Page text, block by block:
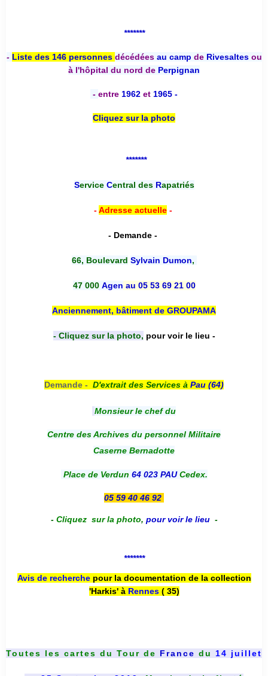
*******
- Liste des 146 personnes décédées au camp deRivesaltesou
à l'hôpital du nord de Perpignan
- entre 1962 et 1965 -
Cliquez sur la photo
*******
Service Central desRapatriés
-Adresse actuelle-
- Demande -
66, Boulevard Sylvain Dumon,
47 000 Agen au 05 53 69 21 00
Anciennement, bâtiment de GROUPAMA
- Cliquez sur la photo, pour voir le lieu -
Demande - D'extrait des Services à Pau (64)
Monsieur le chef du
Centre des Archives du personnel Militaire
Caserne Bernadotte
Place de Verdun 64 023 PAUCedex.
05 59 40 46 92
- Cliquez sur la photo, pour voir le lieu -
*******
Avis de recherche pour la documentation de la collection
'Harkis' à Rennes( 35)
Toutes les cartes du Tour de France du 14 juillet